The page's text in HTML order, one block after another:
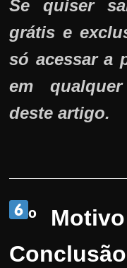
Se quiser
grátis e
só acessar a
em
deste artigo.
º